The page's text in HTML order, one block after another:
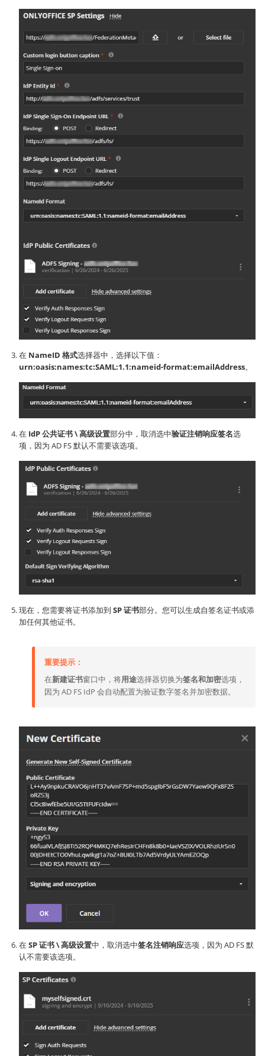
在 NameID 格式选择器中，选择以下值：
urn:oasis:names:tc:SAML:1.1:nameid-format:emailAddress。
在 IdP 公共证书 \ 高级设置部分中，取消选中验证注销响应签名选
项，因为 AD FS 默认不需要该选项。
现在，您需要将证书添加到 SP 证书部分。您可以生成自签名证书或添
加任何其他证书。
重要提示：
在新建证书窗口中，将用途选择器切换为签名和加密选项，
因为 AD FS IdP 会自动配置为验证数字签名并加密数据。
在SP 证书 \ 高级设置中，取消选中签名注销响应选项，因为 AD FS 默
认不需要该选项。